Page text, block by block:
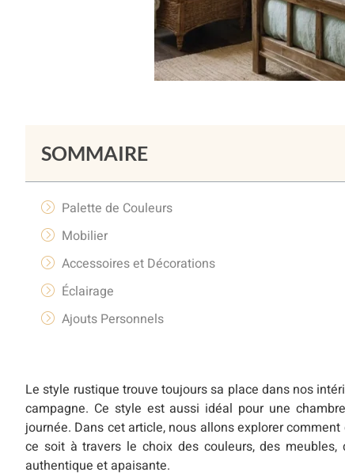
SOMMAIRE
Palette de Couleurs
Mobilier
Accessoires et Décorations
Éclairage
Ajouts Personnels
Le style rustique trouve toujours sa place dans nos
campagne. Ce style est aussi idéal pour une
journée. Dans cet article, nous allons explorer
ce soit à travers le choix des couleurs, des
authentique et apaisante.